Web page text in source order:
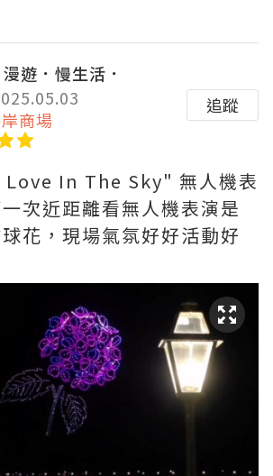
遊．慢生活．
商場
追蹤
In The Sky" 無人機表
次近距離看無人機表演是
花，現場氣氛好好活動好